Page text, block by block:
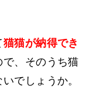
猫猫が納得でき
で、そのうち猫
でしょうか。